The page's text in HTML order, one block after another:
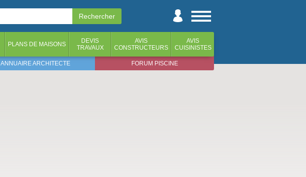
PLANS DE MAISONS
DEVIS
TRAVAUX
AVIS
CONSTRUCTEURS
AVIS
CUISINISTES
ANNUAIRE ARCHITECTE FORUM PISCINE